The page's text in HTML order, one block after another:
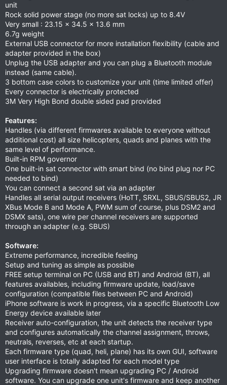
unit
Rock solid power stage (no more sat locks) up to 8.4V
Very small : 23.15 x 34.5 x 13.6 mm
6.7g weight
External USB connector for more installation flexibility (cable and
adapter provided in the box)
Unplug the USB adapter and you can plug a Bluetooth module
instead (same cable).
3 bottom case colors to customize your unit (time limited offer)
Every connector is electrically protected
3M Very High Bond double sided pad provided
Features:
Handles (via different firmwares available to everyone without
additional cost) all size helicopters, quads and planes with the
same level of performance.
Built-in RPM governor
One built-in sat connector with smart bind (no bind plug nor PC
needed to bind)
You can connect a second sat via an adapter
Handles all serial output receivers (HoTT, SRXL, SBUS/SBUS2, JR
XBus Mode B and Mode A, PWM sum of course, plus DSM2 and
DSMX sats), one wire per channel receivers are supported
through an adapter (e.g. SBUS)
Software:
Extreme performance, incredible feeling
Setup and tuning as simple as possible
FREE setup terminal on PC (USB and BT) and Android (BT), all
features availables, including firmware update, load/save
configuration (compatible files between PC and Android)
iPhone software is work in progress, via a specific Bluetooth Low
Energy device available later
Receiver auto-configuration, the unit detects the receiver type
and configures automatically the channel assignment, throws,
neutrals, reverses, etc at each startup.
Each firmware type (quad, heli, plane) has its own GUI, software
user interface is totally adapted for each model type
Upgrading firmware doesn't mean upgrading PC / Android
software. You can upgrade one unit's firmware and keep another